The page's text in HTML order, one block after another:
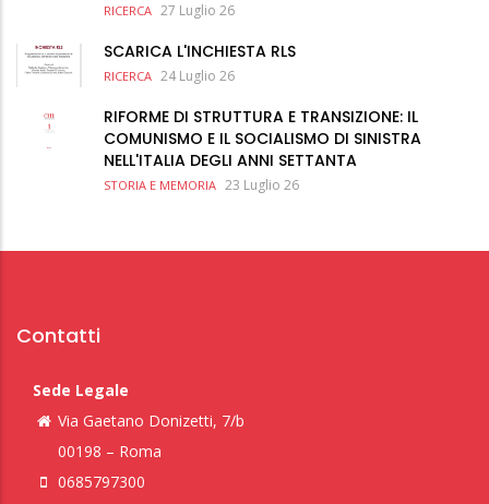
RICERCA 27 Luglio 26
SCARICA L'INCHIESTA RLS
RICERCA 24 Luglio 26
RIFORME DI STRUTTURA E TRANSIZIONE: IL
COMUNISMO E IL SOCIALISMO DI SINISTRA
NELL'ITALIA DEGLI ANNI SETTANTA
STORIA E MEMORIA 23 Luglio 26
Contatti
Sede Legale
Via Gaetano Donizetti, 7/b
00198 – Roma
0685797300